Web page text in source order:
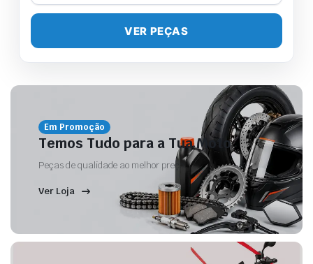
VER PEÇAS
Em Promoção
Temos Tudo para a Tua Moto
Peças de qualidade ao melhor preço.
Ver Loja